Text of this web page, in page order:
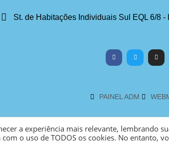
St. de Habitações Individuais Sul EQL 6/8
PAINEL ADM
a experiência mais relevante, lembrando
o uso de TODOS os cookies. No entanto,